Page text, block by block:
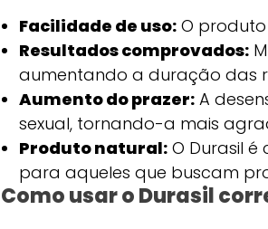
Facilidade de uso:O produto
Resultados comprovados:
aumentando a duração das
Aumento do prazer:A
sexual, tornando-a mais
Produto natural:O Durasil é
para aqueles que buscam
Como usar o Durasil